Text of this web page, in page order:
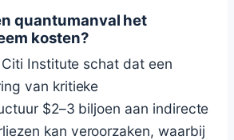
quantumanval het
kosten?
Institute schat dat een
van kritieke
$2–3 biljoen aan indirecte
kan veroorzaken, waarbij